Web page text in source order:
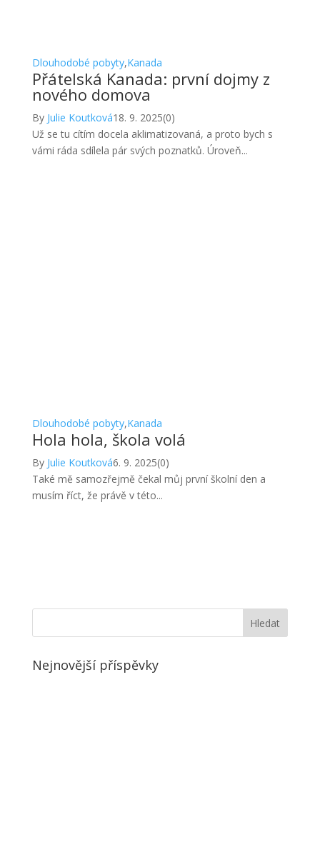
Dlouhodobé pobyty,Kanada
Přátelská Kanada: první dojmy z
nového domova
By Julie Koutková18. 9. 2025(0)
Už se tu cítím docela aklimatizovaná, a proto bych s
vámi ráda sdílela pár svých poznatků. Úroveň...
Dlouhodobé pobyty,Kanada
Hola hola, škola volá
By Julie Koutková6. 9. 2025(0)
Také mě samozřejmě čekal můj první školní den a
musím říct, že právě v této...
Nejnovější příspěvky